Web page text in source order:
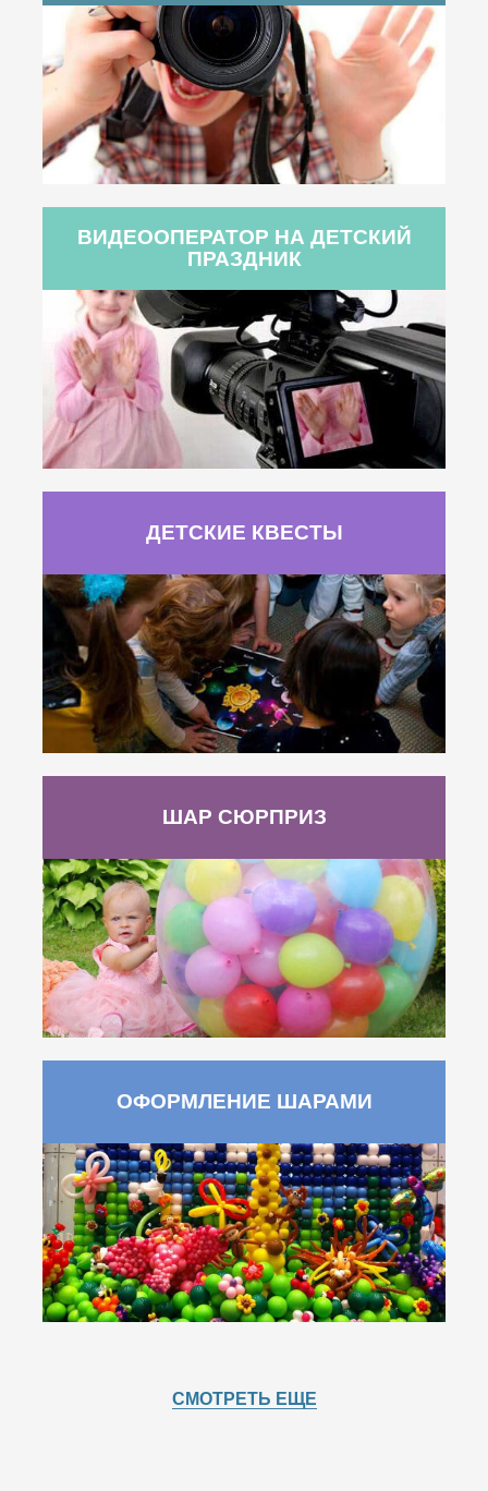
ВИДЕООПЕРАТОР НА ДЕТСКИЙ
ПРАЗДНИК
ДЕТСКИЕ КВЕСТЫ
ШАР СЮРПРИЗ
ОФОРМЛЕНИЕ ШАРАМИ
СМОТРЕТЬ ЕЩЕ